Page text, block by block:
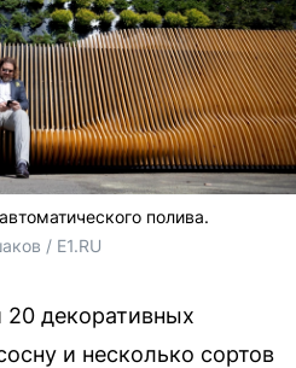
полива.
/ E1.RU
декоративных
и несколько сортов